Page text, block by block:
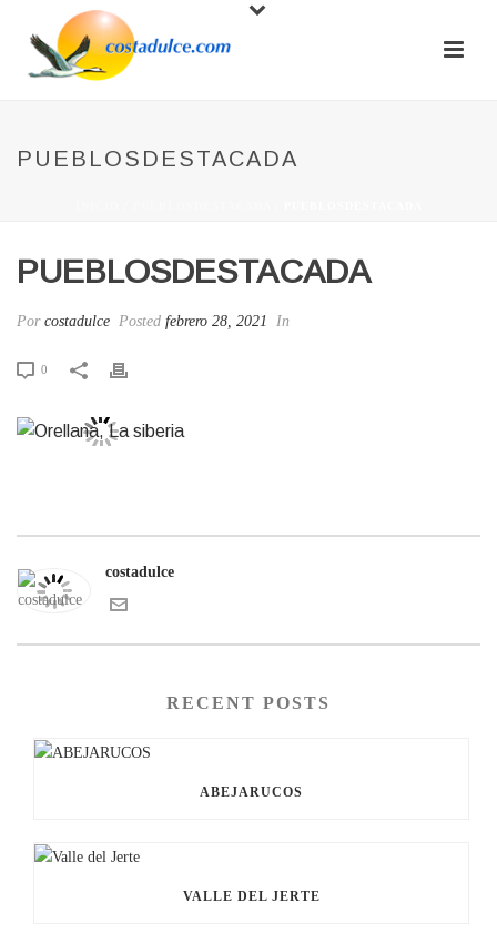
PUEBLOSDESTACADA
PUEBLOSDESTACADA
Por costadulce Posted febrero 28, 2021 In
0
costadulce
RECENT POSTS
ABEJARUCOS
VALLE DEL JERTE